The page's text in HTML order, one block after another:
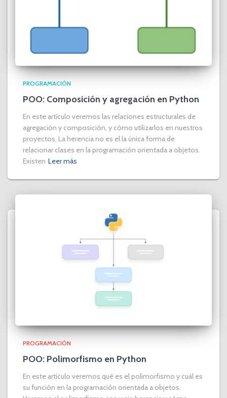
PROGRAMACIÓN
POO: Composición y agregación en Python
En este artículo veremos las relaciones estructurales de
agregación y composición, y cómo utilizarlos en nuestros
proyectos. La herencia no es el la única forma de
relacionar clases en la programación orientada a objetos.
Existen Leer más
PROGRAMACIÓN
POO: Polimorfismo en Python
En este artículo veremos qué es el polimorfismo y cuál es
su función en la programación orientada a objetos.